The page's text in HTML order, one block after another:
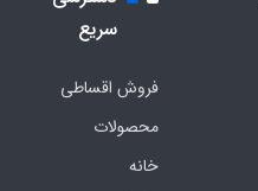
سریع
فروش اقساطی
محصولات
خانه